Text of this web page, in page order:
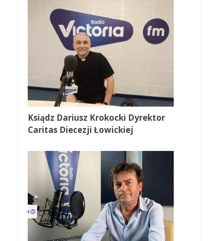
Ksiądz Dariusz Krokocki Dyrektor
Caritas Diecezji Łowickiej